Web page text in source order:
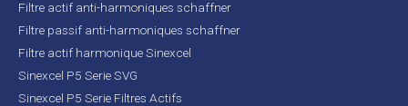
Filtre actif anti-harmoniques schaffner
Filtre passif anti-harmoniques schaffner
Filtre actif harmonique Sinexcel
Sinexcel P5 Serie SVG
Sinexcel P5 Serie Filtres Actifs